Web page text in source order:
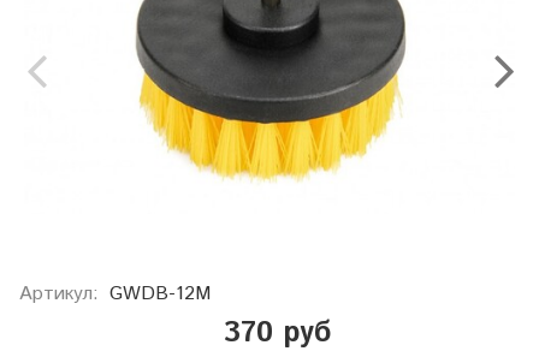
Артикул: GWDB-12M
370 руб